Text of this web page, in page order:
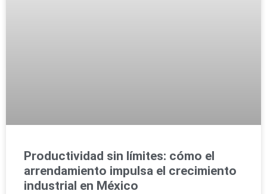
Productividad sin límites: cómo el
arrendamiento impulsa el crecimiento
industrial en México